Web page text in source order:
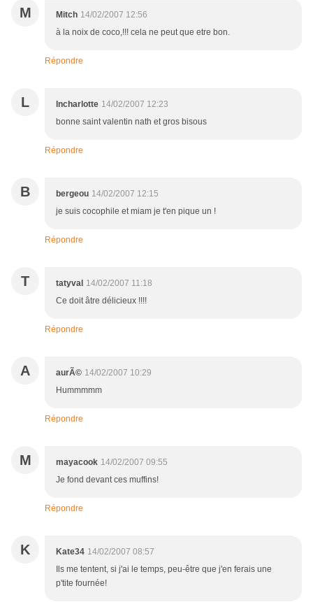
M Mitch 14/02/2007 12:56
à la noix de coco,!!! cela ne peut que etre bon.
Répondre
L lncharlotte 14/02/2007 12:23
bonne saint valentin nath et gros bisous
Répondre
B bergeou 14/02/2007 12:15
je suis cocophile et miam je t'en pique un !
Répondre
T tatyval 14/02/2007 11:18
Ce doit âtre délicieux !!!!
Répondre
A aurÃ© 14/02/2007 10:29
Hummmmm
Répondre
M mayacook 14/02/2007 09:55
Je fond devant ces muffins!
Répondre
K Kate34 14/02/2007 08:57
Ils me tentent, si j'ai le temps, peu-être que j'en ferais une
p'tite fournée!